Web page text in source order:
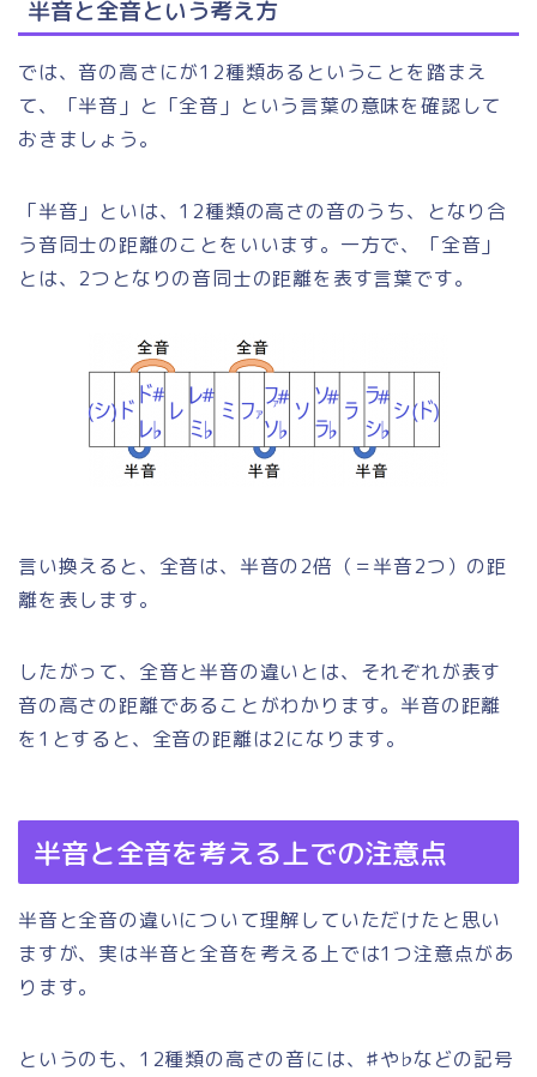
半音と全音という考え方
では、音の高さにが12種類あるということを踏まえ
て、「半音」と「全音」という言葉の意味を確認して
おきましょう。
「半音」といは、12種類の高さの音のうち、となり合
う音同士の距離のことをいいます。一方で、「全音」
とは、2つとなりの音同士の距離を表す言葉です。
言い換えると、全音は、半音の2倍（＝半音2つ）の距
離を表します。
したがって、全音と半音の違いとは、それぞれが表す
音の高さの距離であることがわかります。半音の距離
を1とすると、全音の距離は2になります。
半音と全音を考える上での注意点
半音と全音の違いについて理解していただけたと思い
ますが、実は半音と全音を考える上では1つ注意点があ
ります。
というのも、12種類の高さの音には、♯や♭などの記号